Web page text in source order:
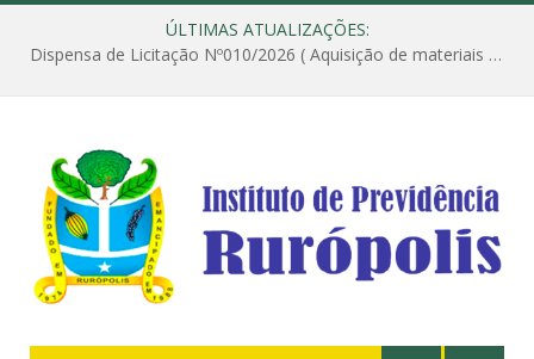
ÚLTIMAS ATUALIZAÇÕES:
Dispensa de Licitação Nº010/2026 ( Aquisição de materiais de construção destinados à execução dos serviços de instalação de janela, com a correspondente recomposição da parede, e construção de calçada nas dependências do Instituto de Previdência do Município de Rurópolis )